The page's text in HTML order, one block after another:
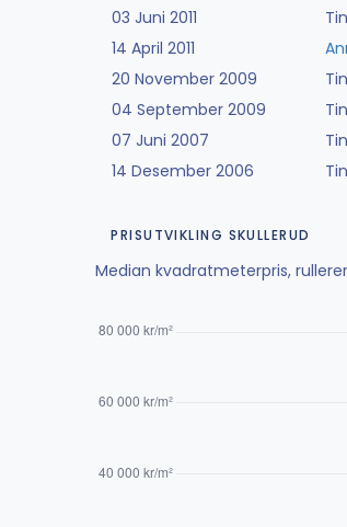
03 Juni 2011
14 April 2011
20 November 2009
04 September 2009
07 Juni 2007
14 Desember 2006
PRISUTVIKLING SKULLERUD
Median kvadratmeterpris,